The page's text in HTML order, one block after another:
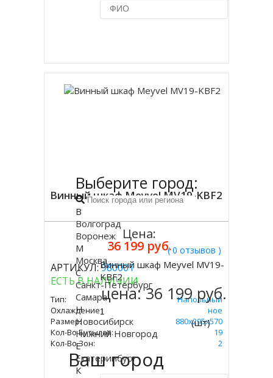
Винный шкаф Meyvel MV19-KBF2
( 0 отзывов )
АРТИКУЛ:980001
ЕСТЬ В НАЛИЧИИ
Тип:
Напольный
Охлаждение:
Компрессорное
Размер:
880х295х570
Кол-Во Бутылок:
19
Кол-Во Зон:
2
Цена:
36 199 руб.
Купить
Винный шкаф Meyvel MV19-
KBF2
цена:36 199 руб.
(шт)
Ваш город
Выберите город:
В
Волгоград
Воронеж
М
Москва
С
Санкт-Петербург
Самара
Н
Новосибирск
Нижний Новгород
Е
Екатеринбург
К